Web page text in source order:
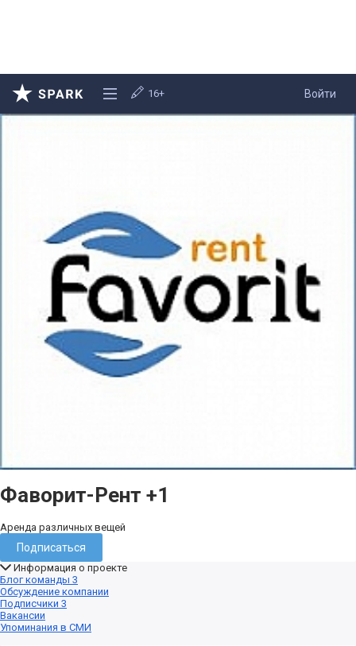
Войти
16+
Фаворит-Рент +1
Аренда различных вещей
Подписаться
Информация о проекте
Блог команды 3
Обсуждение компании
Подписчики 3
Вакансии
Упоминания в СМИ